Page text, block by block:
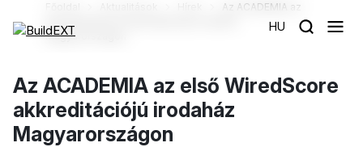
HU
Az ACADEMIA az
Magyarországon
Az ACADEMIA az első WiredScore
akkreditációjú irodaház
Magyarországon